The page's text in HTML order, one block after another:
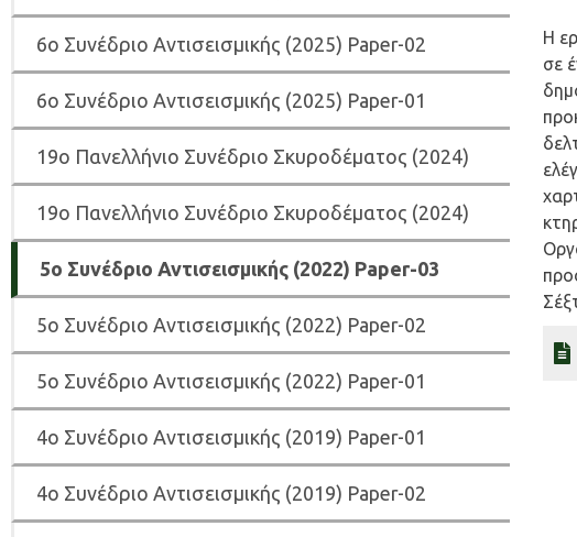
6ο Συνέδριο Αντισεισμικής (2025) Paper-02
6ο Συνέδριο Αντισεισμικής (2025) Paper-01
19ο Πανελλήνιο Συνέδριο Σκυροδέματος (2024)
19ο Πανελλήνιο Συνέδριο Σκυροδέματος (2024)
5ο Συνέδριο Αντισεισμικής (2022) Paper-03
5o Συνέδριο Αντισεισμικής (2022) Paper-02
5ο Συνέδριο Αντισεισμικής (2022) Paper-01
4ο Συνέδριο Αντισεισμικής (2019) Paper-01
4ο Συνέδριο Αντισεισμικής (2019) Paper-02
H
σε